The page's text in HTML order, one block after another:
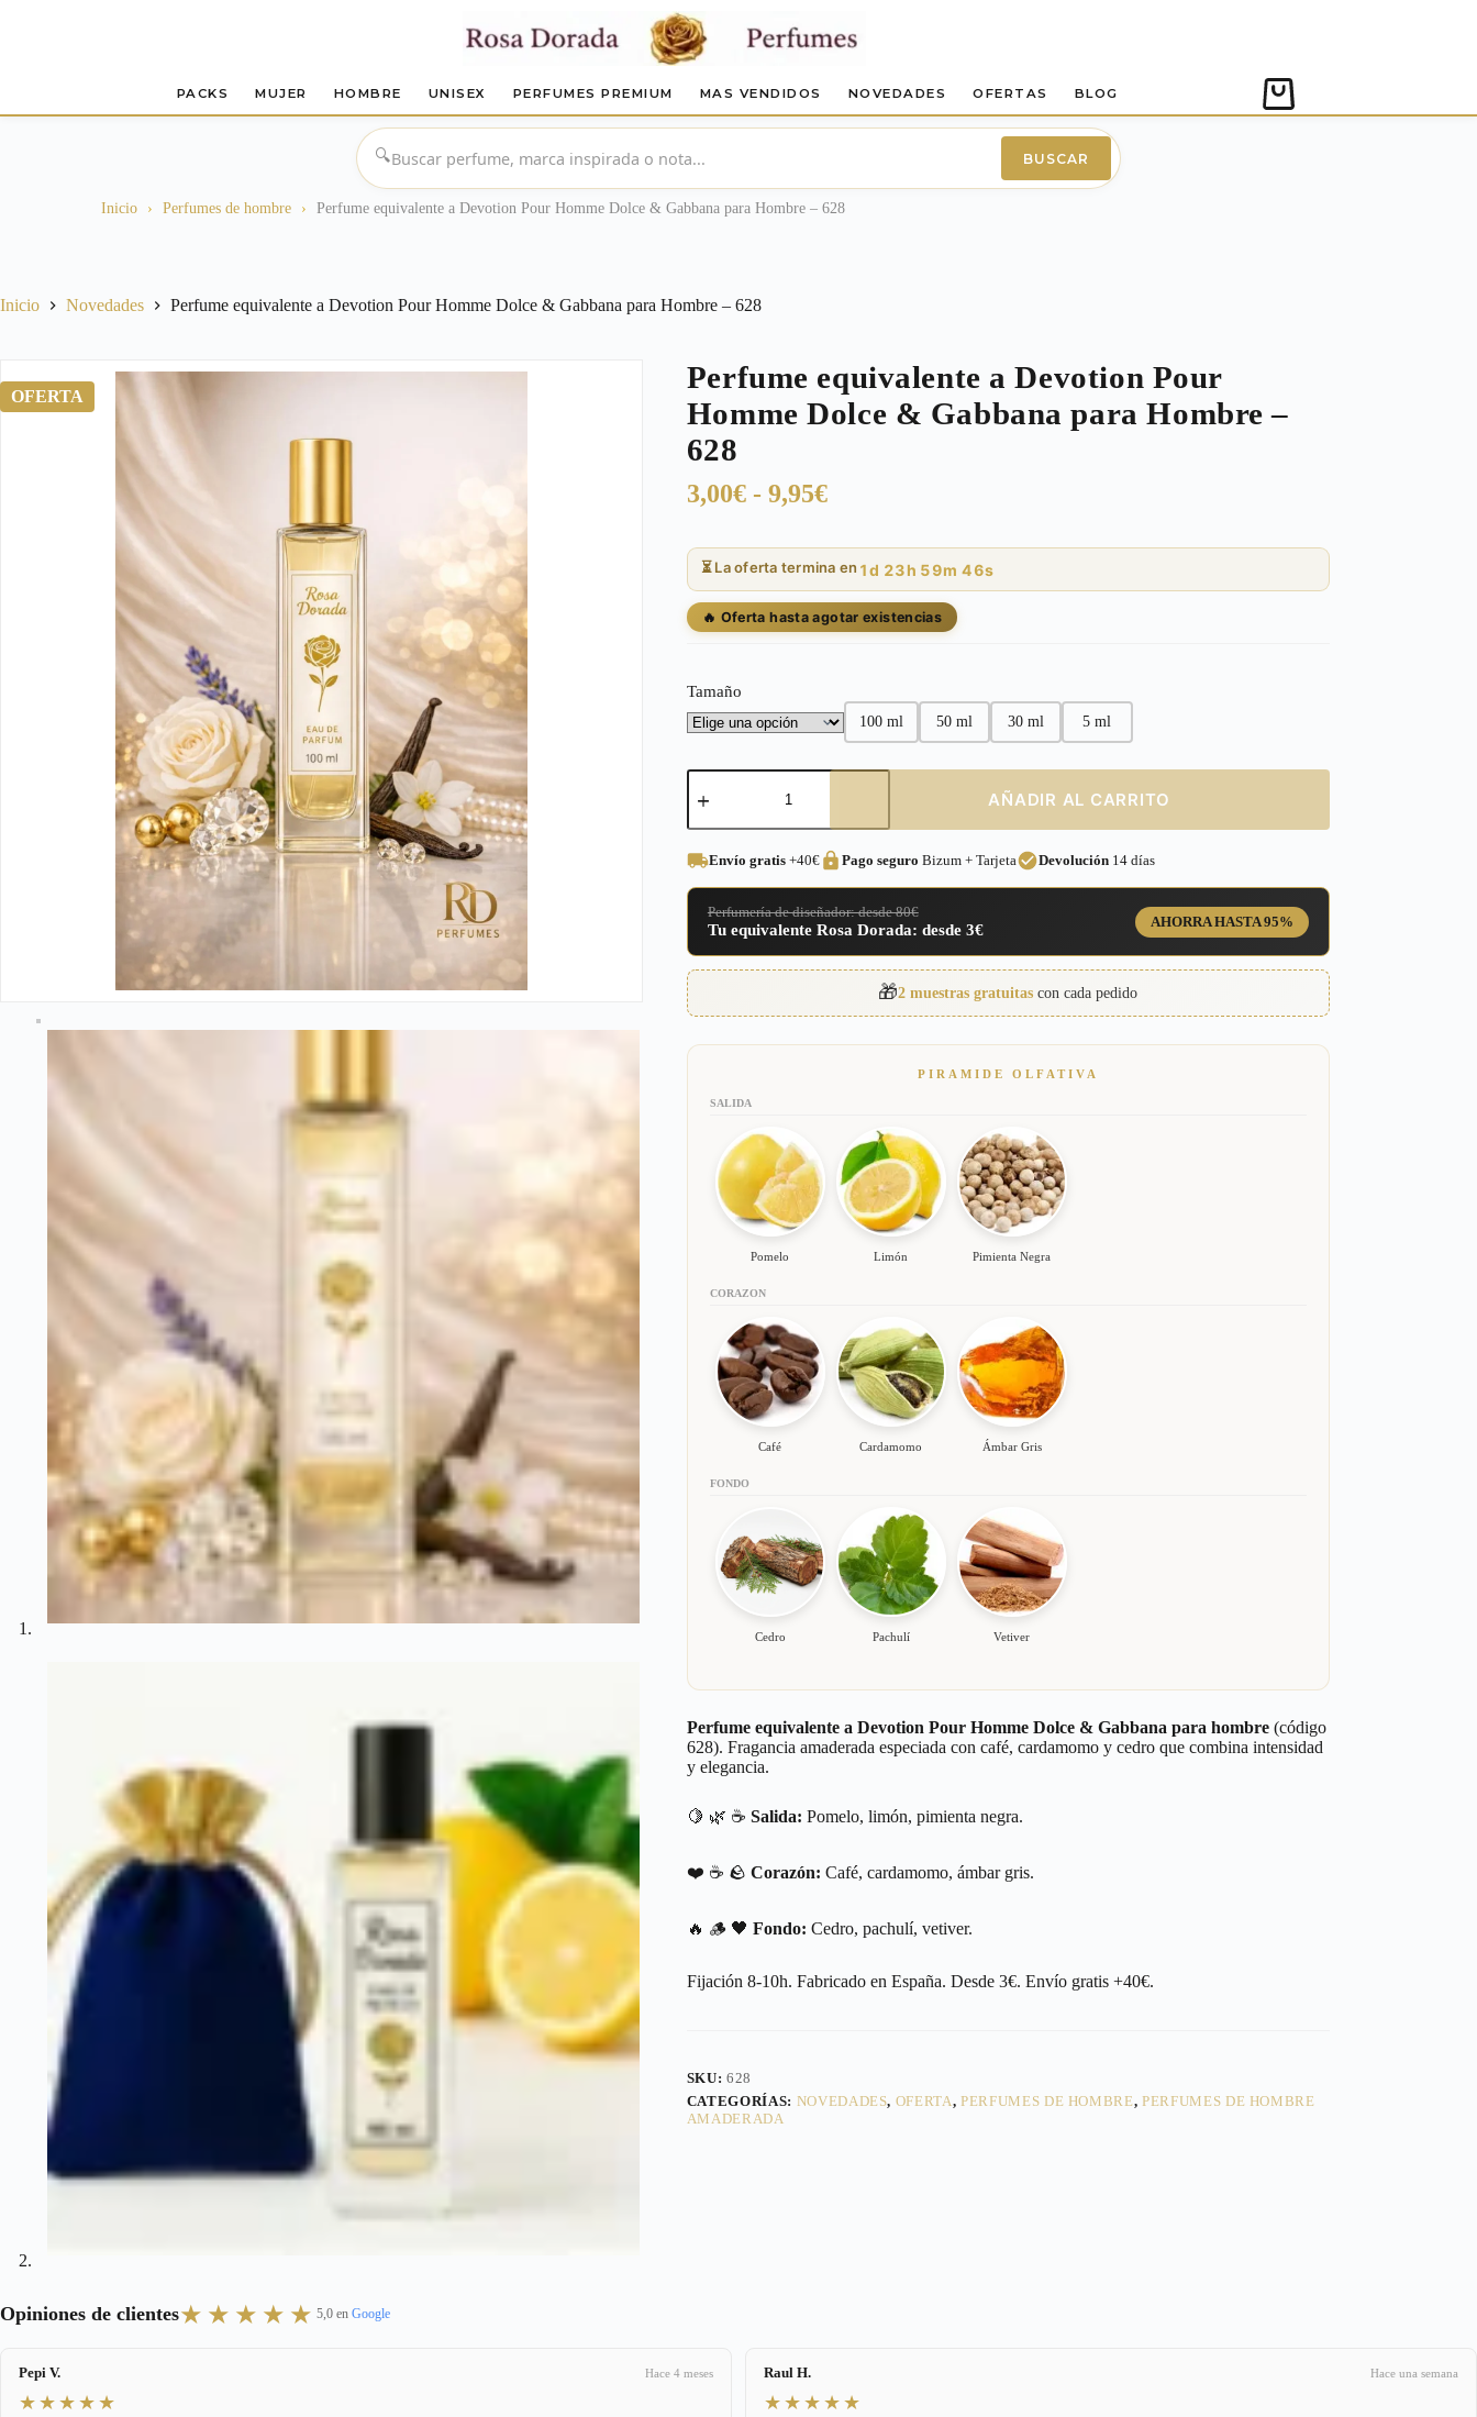
PACKS MUJER HOMBRE UNISEX PERFUMES PREMIUM MAS VENDIDOS NOVEDADES OFERTAS BLOG
Carro
de
🔍 BUSCAR
Inicio › Perfumes de hombre › Perfume equivalente a Devotion Pour Homme Dolce & Gabbana para Hombre – 628
Inicio Novedades Perfume equivalente a Devotion Pour Homme Dolce & Gabbana para Hombre – 628
OFERTA
Perfume equivalente a Devotion Pour
Homme Dolce & Gabbana para Hombre –
628
3,00€ - 9,95€Rango
precios:
desde
3,00€
hasta
⏳ La oferta termina en 1d 23h 59m 44s
🔥 Oferta hasta agotar existencias
Tamaño
100 ml 50 ml 30 ml 5 ml
Perfume
equivalente
Devotion
Pour
Homme
Dolce
Gabbana
para
–
628
cantidad
AÑADIR AL CARRITO
Envío gratis+40€ Pago seguro Bizum + Tarjeta Devolución14 días
Perfumería de diseñador: desde 80€
Tu equivalente Rosa Dorada: desde 3€ AHORRA HASTA 95%
🎁2 muestras gratuitas con cada pedido
PIRAMIDE OLFATIVA
SALIDA
Pomelo Limón Pimienta Negra
CORAZON
Café Cardamomo Ámbar Gris
FONDO
Cedro Pachulí Vetiver
Perfume equivalente a Devotion Pour Homme Dolce & Gabbana para hombre(código
628). Fragancia amaderada especiada con café, cardamomo y cedro que combina intensidad
y elegancia.
🍋 🌿 ☕ Salida: Pomelo, limón, pimienta negra.
❤️ ☕ 🪨 Corazón: Café, cardamomo, ámbar gris.
🔥 🪵 🖤 Fondo: Cedro, pachulí, vetiver.
Fijación 8-10h. Fabricado en España. Desde 3€. Envío gratis +40€.
SKU:628
CATEGORÍAS: NOVEDADES, OFERTA, PERFUMES DE HOMBRE,PERFUMES DE HOMBRE
AMADERADA
Opiniones de clientes★★★★★ 5,0 en Google
Pepi V. Hace 4 meses
★★★★★
Raul H. Hace una semana
★★★★★